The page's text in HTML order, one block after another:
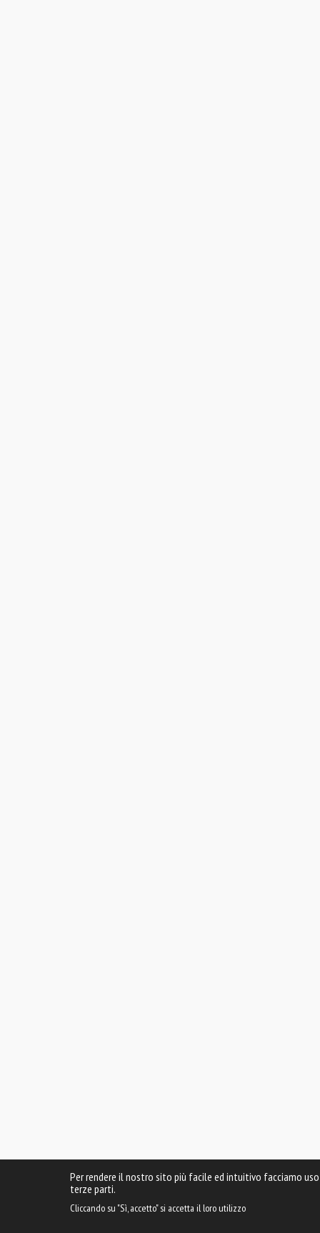
Per rendere il nostro sito più facile ed intuitivo facciamo
terze parti.
Cliccando su "Sì, accetto" si accetta il loro utilizzo